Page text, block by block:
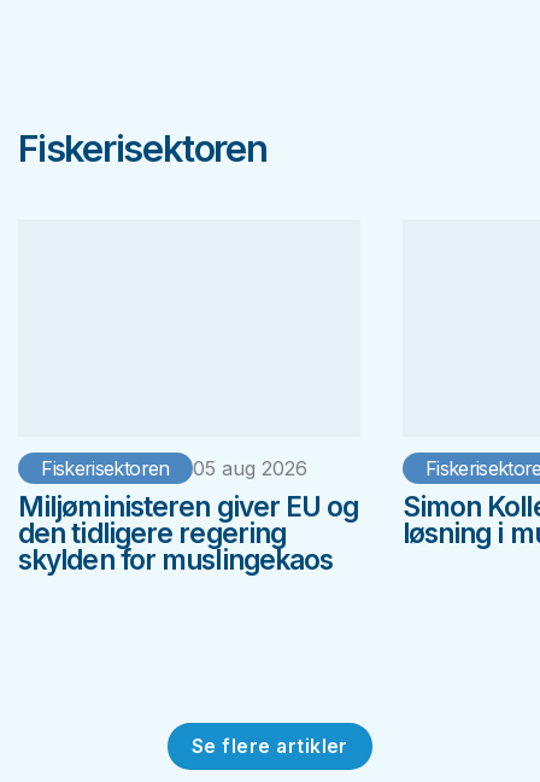
Fiskerisektoren
Fiskerisektoren 05 aug 2026
Miljøministeren giver EU og
den tidligere regering
skylden for muslingekaos
Simon
løsning i
Se flere artikler